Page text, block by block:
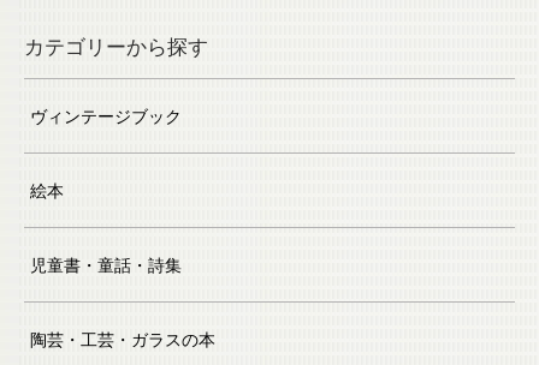
カテゴリーから探す
ヴィンテージブック
絵本
児童書・童話・詩集
陶芸・工芸・ガラスの本